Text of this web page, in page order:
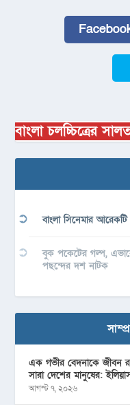
বাংলা চলচ্চিত্রের
বাংলা সিনেমার
বুক পকেটের গল্প,
পছন্দের দশ নাটক
এক গভীর বেদনাকে জীবন
সারা দেশের মানুষের:
আগস্ট ৭, ২০২৬